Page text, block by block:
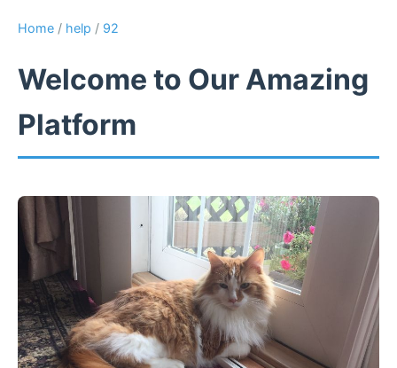
Home / help / 92
Welcome to Our Amazing
Platform